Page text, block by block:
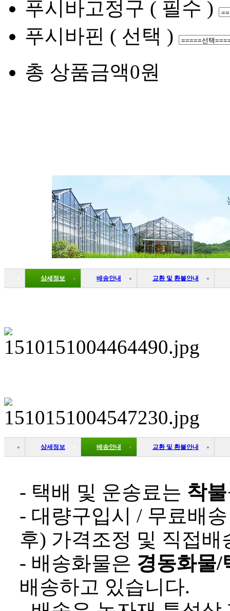
푸시바고정구 ( 필수 )
푸시바핀 ( 선택 )
총 상품금액0원
상세정보 배송안내 교환 및 환불안내
상세정보 배송안내 교환 및 환불안내
- 택배 및 운송료는 착불
- 대량구입시 / 무료배
후) 가격조정 및 직접배
- 배송화물은 경동화물/
배송하고 있습니다.